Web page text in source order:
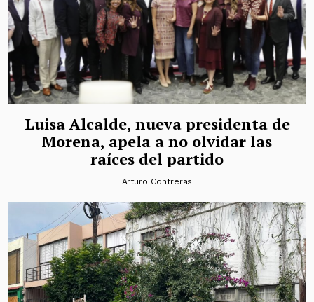
Luisa Alcalde, nueva presidenta de
Morena, apela a no olvidar las
raíces del partido
Arturo Contreras